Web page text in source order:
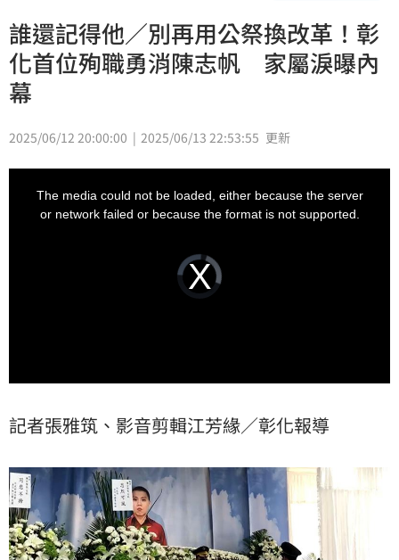
誰還記得他／別再用公祭換改革！彰
化首位殉職勇消陳志帆 家屬淚曝內
幕
2025/06/12 20:00:00 2025/06/13 22:53:55 更新
Video
Player
loading.
The media could not be loaded, either because the server
or network failed or because the format is not supported.
記者張雅筑、影音剪輯江芳緣／彰化報導